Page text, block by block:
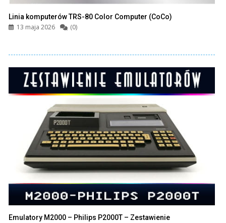
Linia komputerów TRS-80 Color Computer (CoCo)
13 maja 2026 (0)
Emulatory M2000 – Philips P2000T – Zestawienie